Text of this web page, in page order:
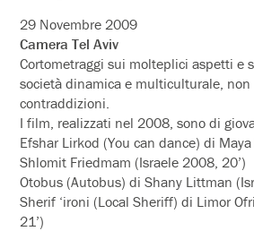
29 Novembre 2009
Camera Tel Aviv
Cortometraggi sui molteplici aspetti e
società dinamica e multiculturale,
contraddizioni.
I film, realizzati nel 2008, sono di
Efshar Lirkod (You can dance) di
Shlomit Friedmam (Israele 2008, 20’)
Otobus (Autobus) di Shany Littman
Sherif ‘ironi (Local Sheriff) di Limor
21’)